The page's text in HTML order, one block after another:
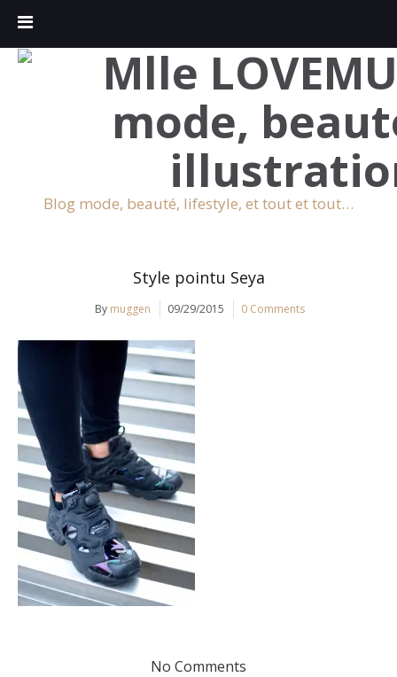
Blog mode, beauté, lifestyle, et tout et tout…
Style pointu Seya
By muggen 09/29/2015 0 Comments
No Comments